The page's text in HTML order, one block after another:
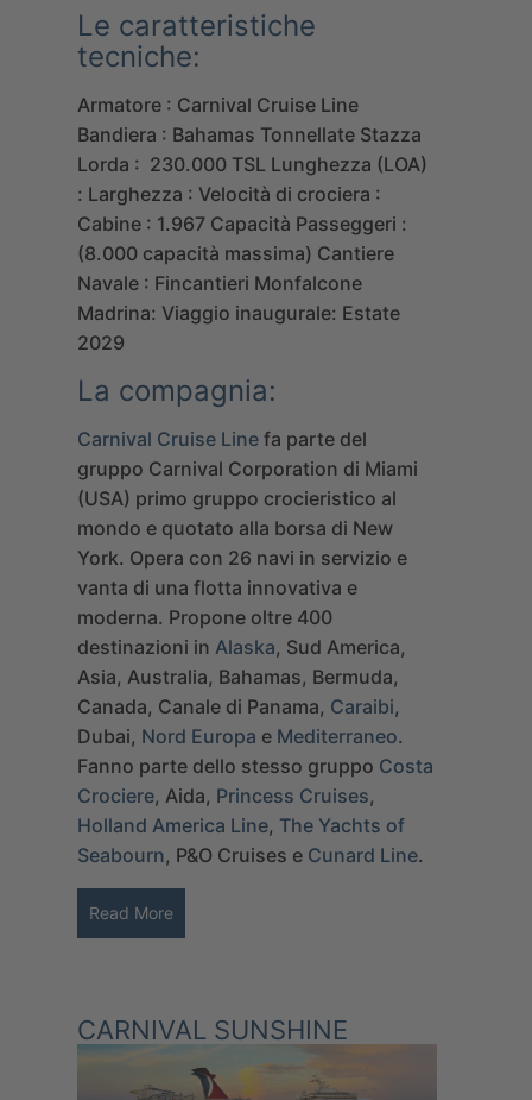
Le caratteristiche
tecniche:
Armatore : Carnival Cruise Line
Bandiera : Bahamas Tonnellate Stazza
Lorda : 230.000 TSL Lunghezza (LOA)
: Larghezza : Velocità di crociera :
Cabine : 1.967 Capacità Passeggeri :
(8.000 capacità massima) Cantiere
Navale : Fincantieri Monfalcone
Madrina: Viaggio inaugurale: Estate
2029
La compagnia:
Carnival Cruise Line fa parte del
gruppo Carnival Corporation di Miami
(USA) primo gruppo crocieristico al
mondo e quotato alla borsa di New
York. Opera con 26 navi in servizio e
vanta di una flotta innovativa e
moderna. Propone oltre 400
destinazioni in Alaska, Sud America,
Asia, Australia, Bahamas, Bermuda,
Canada, Canale di Panama, Caraibi,
Dubai, Nord Europa e Mediterraneo.
Fanno parte dello stesso gruppo Costa
Crociere, Aida, Princess Cruises,
Holland America Line, The Yachts of
Seabourn, P&O Cruises e Cunard Line.
Read More
CARNIVAL SUNSHINE